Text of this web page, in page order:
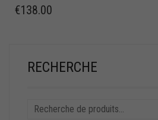
€138.00
RECHERCHE